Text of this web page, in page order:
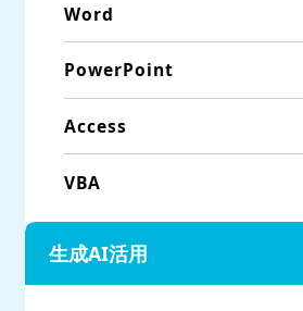
Word
PowerPoint
Access
VBA
生成AI活用